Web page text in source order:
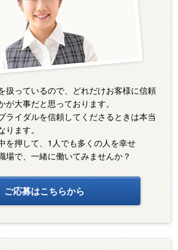
扱っているので、どれだけお客様に信頼
が大事だと思っております。
ライダルを信頼してくださるときは本当
ます。
を押して、1人でも多くの人を幸せ
で、一緒に働いてみませんか？
ご応募はこちらから